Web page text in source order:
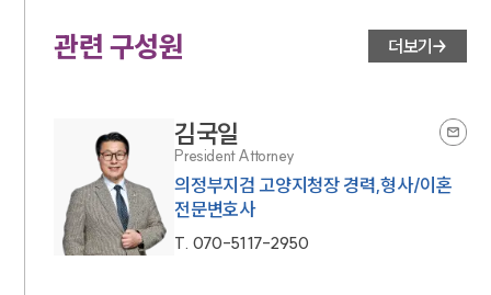
관련 구성원 더보기
김국일
President Attorney
의정부지검 고양지청장 경력,형사/이혼
전문변호사
T. 070-5117-2950